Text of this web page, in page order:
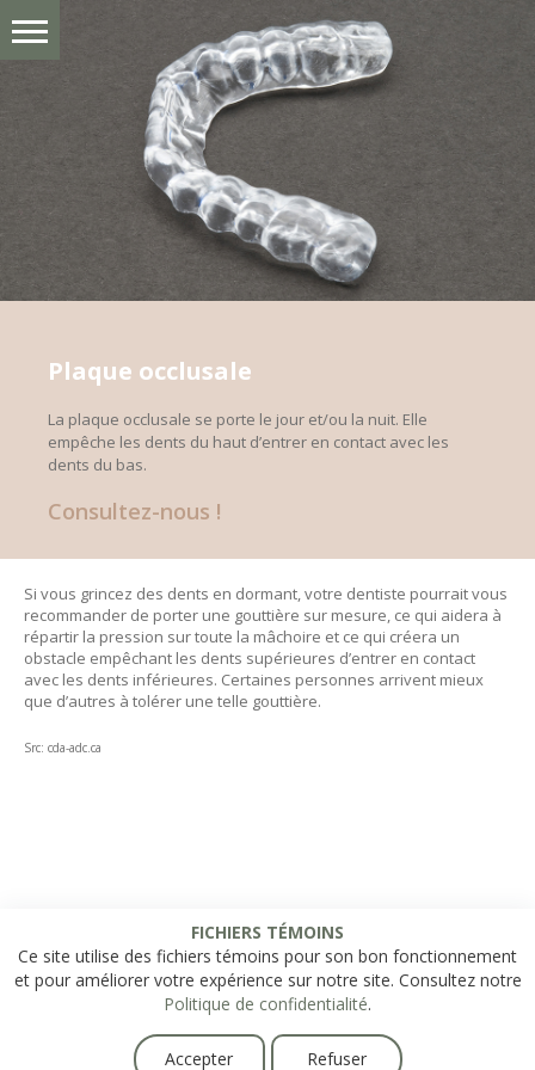
FICHIERS TÉMOINS
Ce site utilise des fichiers témoins pour son bon fonctionnement
et pour améliorer votre expérience sur notre site. Consultez notre
Politique de confidentialité.
Accepter Refuser
Plaque occlusale
La plaque occlusale se porte le jour et/ou la nuit. Elle
empêche les dents du haut d’entrer en contact avec les
dents du bas.
Consultez-nous !
Si vous grincez des dents en dormant, votre dentiste pourrait vous
recommander de porter une gouttière sur mesure, ce qui aidera à
répartir la pression sur toute la mâchoire et ce qui créera un
obstacle empêchant les dents supérieures d’entrer en contact
avec les dents inférieures. Certaines personnes arrivent mieux
que d’autres à tolérer une telle gouttière.
Src: cda-adc.ca